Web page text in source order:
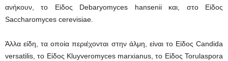
ανήκουν, το Είδος Debaryomyces hansenii και, στο Είδος
Saccharomyces cerevisiae.
Άλλα είδη, τα οποία περιέχονται στην άλμη, είναι το Είδος Candida
versatilis, το Είδος Kluyveromyces marxianus, το Είδος Torulaspora